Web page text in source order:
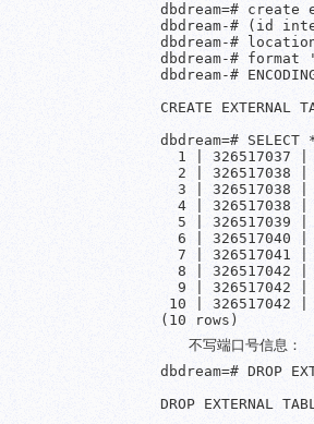
dbdream=# create
dbdream-# (id
dbdream-#
dbdream-#
dbdream-#
CREATE EXTERNAL
dbdream=# SELECT
1 | 326517037
2 | 326517038
3 | 326517038
4 | 326517038
5 | 326517039
6 | 326517040
7 | 326517041
8 | 326517042
9 | 326517042
10 | 326517042
不写端口号信息：
dbdream=# DROP
DROP EXTERNAL